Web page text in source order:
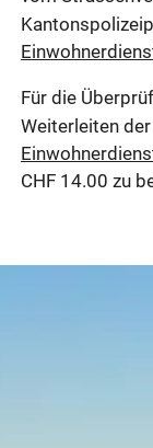
Für die
Weiterleiten
CHF 14.00 zu